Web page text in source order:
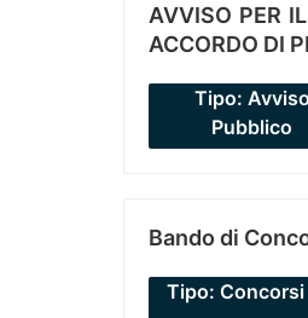
AVVISO PER
ACCORDO DI
Tipo: Avviso
Pubblico
Bando di
Tipo: Concorsi